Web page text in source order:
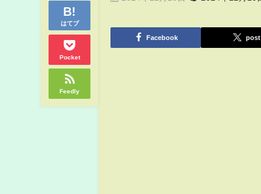
はてブ
Pocket
Feedly
Facebook post